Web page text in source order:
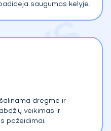
saugumas kelyje.
drėgmė ir
veikimas ir
pažeidimai.